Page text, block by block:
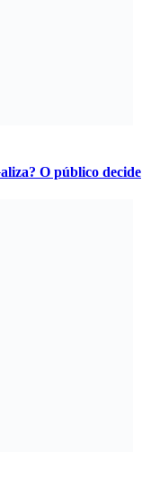
O público decide